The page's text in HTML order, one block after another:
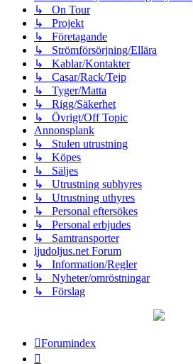
↳ On Tour
↳ Projekt
↳ Företagande
↳ Strömförsörjning/Ellära
↳ Kablar/Kontakter
↳ Casar/Rack/Tejp
↳ Tyger/Matta
↳ Rigg/Säkerhet
↳ Övrigt/Off Topic
Annonsplank
↳ Stulen utrustning
↳ Köpes
↳ Säljes
↳ Utrustning subhyres
↳ Utrustning uthyres
↳ Personal eftersökes
↳ Personal erbjudes
↳ Samtransporter
ljudoljus.net Forum
↳ Information/Regler
↳ Nyheter/omröstningar
↳ Förslag
Forumindex